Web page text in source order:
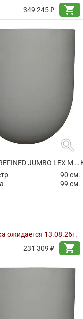
349 245 ₽
shopping_cart
search
КАШПО REFINED JUMBO LEX M CLOUDED GREY
90 см.
99 см.
ожидается 13.08.26г.
231 309 ₽
shopping_cart